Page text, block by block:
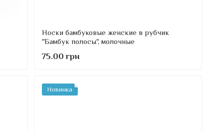
Носки бамбуковые женские в рубчик
"Бамбук полосы", молочные
75.00 грн
Новинка